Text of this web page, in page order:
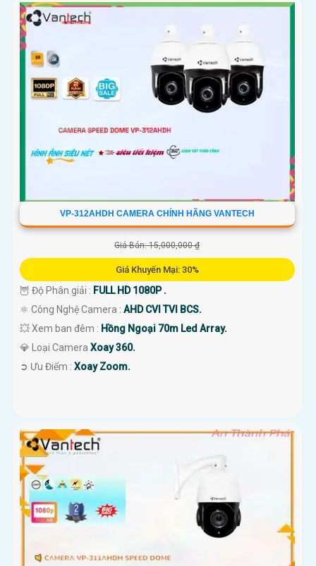
VP-312AHDH CAMERA CHÍNH HÃNG VANTECH
Giá Bán: 15,000,000 ₫
Giá Khuyến Mại: 30%
🦉 Độ Phân giải : FULL HD 1080P .
⚛️ Công Nghệ Camera : AHD CVI TVI BCS.
💥 Xem ban đêm : Hồng Ngoại 70m Led Array.
💎 Loại Camera Xoay 360.
️➲ Ưu Điểm : Xoay Zoom.